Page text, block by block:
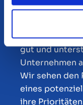
aus
Firma bereits
Deshalb
gut und
Unternehmen
Wir sehen den
eines
ihre